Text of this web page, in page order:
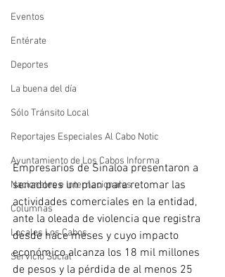
Eventos
Entérate
Deportes
La buena del día
Sólo Tránsito Local
Reportajes Especiales Al Cabo Notic
Ayuntamiento de Los Cabos Informa
Nacionales e Internacionales
Columnas
Locales Los Cabos
Servicio Social
Empresarios de Sinaloa presentaron a
senadores un plan para retomar las
actividades comerciales en la entidad,
ante la oleada de violencia que registra
desde hace meses y cuyo impacto
económico alcanza los 18 mil millones
de pesos y la pérdida de al menos 25